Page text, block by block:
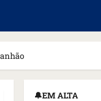
🔔EM ALTA